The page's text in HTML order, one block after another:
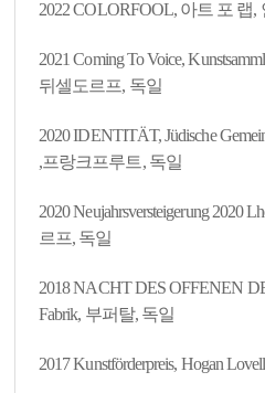
2022 COLORFOOL, 아트 포 랩,
2021 Coming To Voice,
뒤셀도르프, 독일
2020 IDENTITÄT, Jüdische
,프랑크프루트, 독일
2020 Neujahrsversteigerung 2020
르프, 독일
2018 NACHT DES OFFENEN
Fabrik, 부퍼탈, 독일
2017 Kunstförderpreis, Hogan